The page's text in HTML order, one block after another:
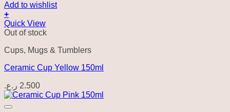
Add to wishlist
+
Quick View
Out of stock
Cups, Mugs & Tumblers
Ceramic Cup Yellow 150ml
2.500 ر.ع.